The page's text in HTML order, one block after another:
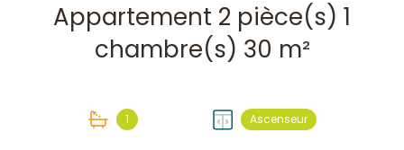
Appartement 2 pièce(s) 1
chambre(s) 30 m²
1 Ascenseur